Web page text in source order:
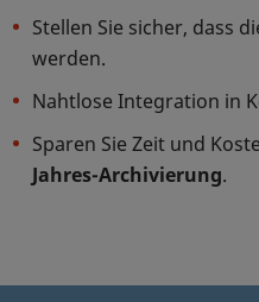
Stellen Sie sicher, dass
werden.
Nahtlose Integration in
Sparen Sie Zeit und
Jahres-Archivierung.